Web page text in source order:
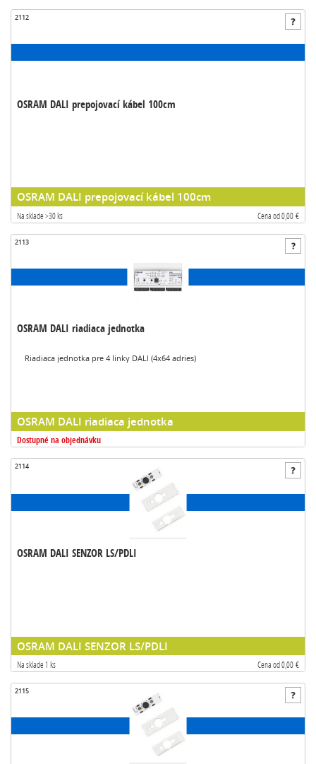
2112
OSRAM DALI prepojovací kábel 100cm
OSRAM DALI prepojovací kábel 100cm
Na sklade >30 ks Cena od 0,00 €
2113
OSRAM DALI riadiaca jednotka
Riadiaca jednotka pre 4 linky DALI (4x64 adries)
OSRAM DALI riadiaca jednotka
Dostupné na objednávku
2114
OSRAM DALI SENZOR LS/PDLI
OSRAM DALI SENZOR LS/PDLI
Na sklade 1 ks Cena od 0,00 €
2115